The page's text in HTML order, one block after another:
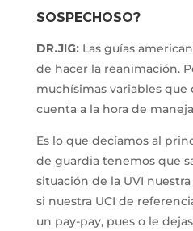
SOSPECHOSO?
DR.JIG: Las guías
de hacer la reanimación.
muchísimas variables
cuenta a la hora de
Es lo que decíamos al
de guardia tenemos que
situación de la UVI
si nuestra UCI de
un pay-pay, pues o le